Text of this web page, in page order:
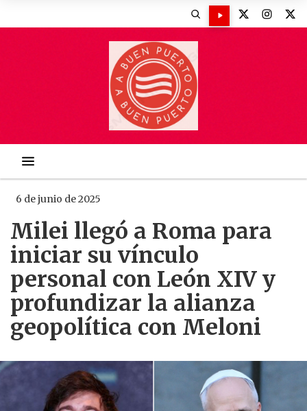
6 de junio de 2025
Milei llegó a Roma para
iniciar su vínculo
personal con León XIV y
profundizar la alianza
geopolítica con Meloni